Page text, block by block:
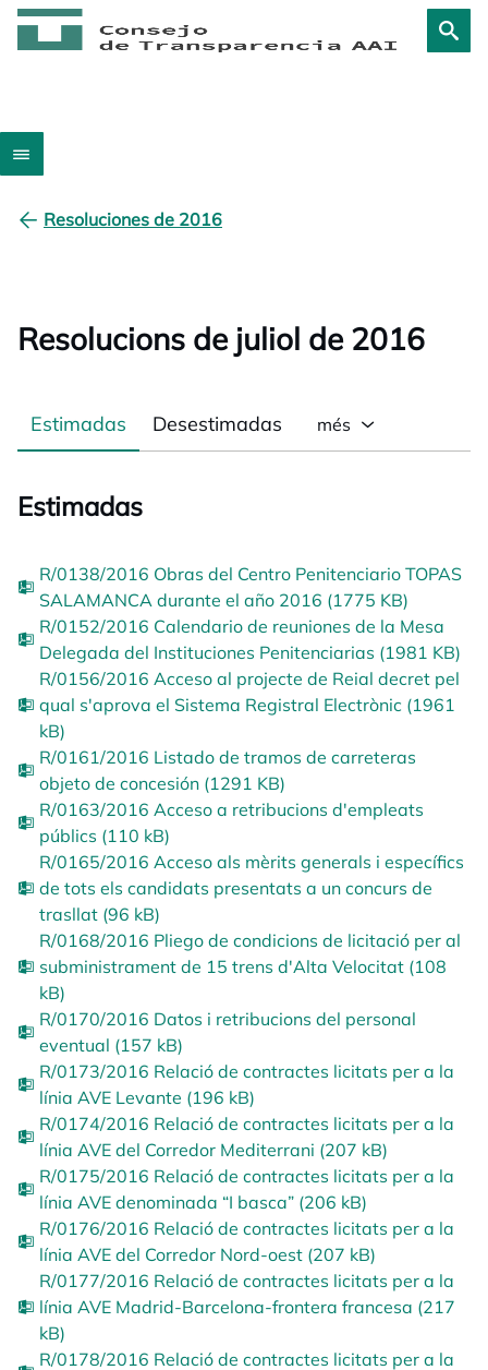
Resoluciones de 2016
Resolucions de juliol de 2016
Estimadas Desestimadas més
Estimadas
R/0138/2016 Obras del Centro Penitenciario TOPAS
SALAMANCA durante el año 2016 (1775 KB)
R/0152/2016 Calendario de reuniones de la Mesa
Delegada del Instituciones Penitenciarias (1981 KB)
R/0156/2016 Acceso al projecte de Reial decret pel
qual s'aprova el Sistema Registral Electrònic (1961
kB)
R/0161/2016 Listado de tramos de carreteras
objeto de concesión (1291 KB)
R/0163/2016 Acceso a retribucions d'empleats
públics (110 kB)
R/0165/2016 Acceso als mèrits generals i específics
de tots els candidats presentats a un concurs de
trasllat (96 kB)
R/0168/2016 Pliego de condicions de licitació per al
subministrament de 15 trens d'Alta Velocitat (108
kB)
R/0170/2016 Datos i retribucions del personal
eventual (157 kB)
R/0173/2016 Relació de contractes licitats per a la
línia AVE Levante (196 kB)
R/0174/2016 Relació de contractes licitats per a la
línia AVE del Corredor Mediterrani (207 kB)
R/0175/2016 Relació de contractes licitats per a la
línia AVE denominada “I basca” (206 kB)
R/0176/2016 Relació de contractes licitats per a la
línia AVE del Corredor Nord-oest (207 kB)
R/0177/2016 Relació de contractes licitats per a la
línia AVE Madrid-Barcelona-frontera francesa (217
kB)
R/0178/2016 Relació de contractes licitats per a la